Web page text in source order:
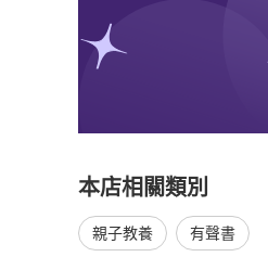
本店相關類別
親子教養 有聲書